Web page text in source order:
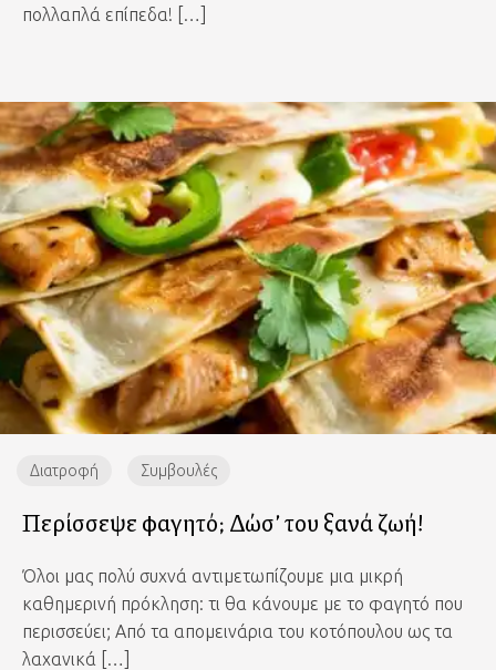
πολλαπλά επίπεδα! […]
Διατροφή Συμβουλές
Περίσσεψε φαγητό; Δώσ’ του ξανά ζωή!
Όλοι μας πολύ συχνά αντιμετωπίζουμε μια μικρή
καθημερινή πρόκληση: τι θα κάνουμε με το φαγητό που
περισσεύει; Από τα απομεινάρια του κοτόπουλου ως τα
λαχανικά […]